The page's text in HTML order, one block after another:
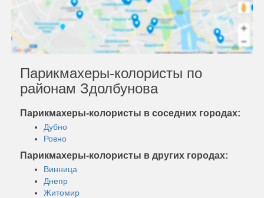
Парикмахеры-колористы по
районам Здолбунова
Парикмахеры-колористы в соседних городах:
Дубно
Ровно
Парикмахеры-колористы в других городах:
Винница
Днепр
Житомир